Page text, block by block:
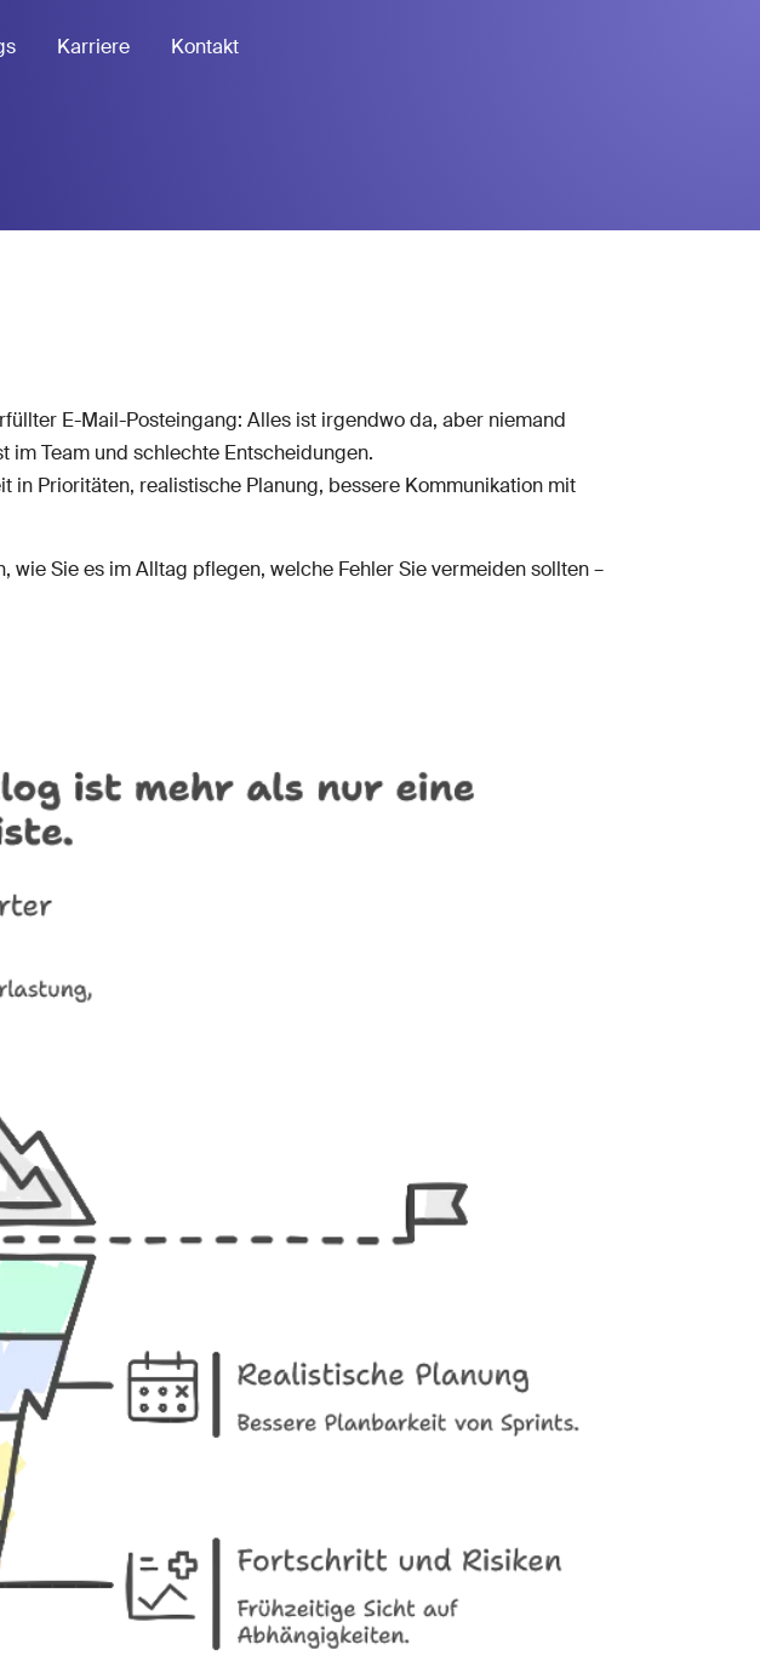
Karriere Kontakt
E-Mail-Posteingang: Alles ist irgendwo da, aber niemand
Team und schlechte Entscheidungen.
Prioritäten, realistische Planung, bessere Kommunikation mit
Sie es im Alltag pflegen, welche Fehler Sie vermeiden sollten –